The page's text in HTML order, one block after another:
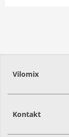
Vilomix
Kontakt